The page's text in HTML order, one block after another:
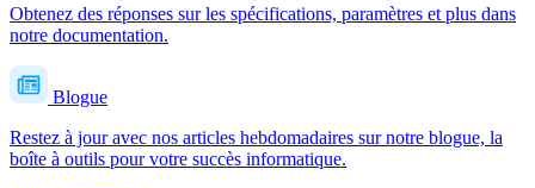
Obtenez des réponses sur les spécifications, paramètres et plus dans
notre documentation.
Blogue
Restez à jour avec nos articles hebdomadaires sur notre blogue, la
boîte à outils pour votre succès informatique.